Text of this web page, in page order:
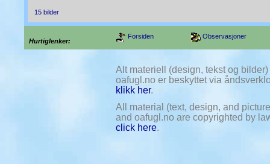
15 bilder
Hurtiglenker:
Forsiden Observasjoner
Alt materiell (design, tekst og
oafugl.no er beskyttet via
klikk her.
All material (text, design, and
and oafugl.no are copyrighted by
click here.